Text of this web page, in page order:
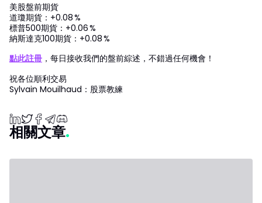
美股盤前期貨
道瓊期貨：+0.08 %
標普500期貨：+0.06 %
納斯達克100期貨：+0.08 %
點此註冊 ，每日接收我們的盤前綜述，不錯過任何機會！
祝各位順利交易
Sylvain Mouilhaud：股票教練
相關文章